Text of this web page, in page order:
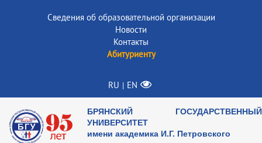
Сведения об образовательной организации
Новости
Контакты
Абитуриенту
RU | EN
БРЯНСКИЙ ГОСУДАРСТВЕННЫЙ
УНИВЕРСИТЕТ
имени академика И.Г. Петровского